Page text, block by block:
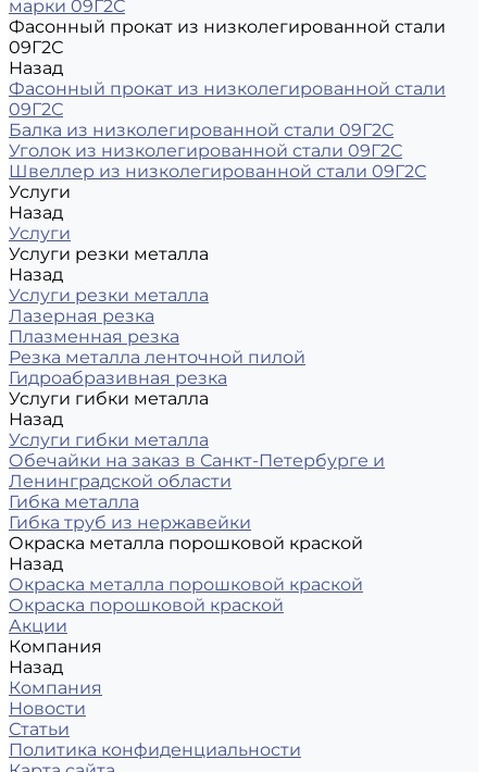
марки 09Г2С
Фасонный прокат из низколегированной стали
09Г2С
Назад
Фасонный прокат из низколегированной стали
09Г2С
Балка из низколегированной стали 09Г2С
Уголок из низколегированной стали 09Г2С
Швеллер из низколегированной стали 09Г2С
Услуги
Назад
Услуги
Услуги резки металла
Назад
Услуги резки металла
Лазерная резка
Плазменная резка
Резка металла ленточной пилой
Гидроабразивная резка
Услуги гибки металла
Назад
Услуги гибки металла
Обечайки на заказ в Санкт-Петербурге и
Ленинградской области
Гибка металла
Гибка труб из нержавейки
Окраска металла порошковой краской
Назад
Окраска металла порошковой краской
Окраска порошковой краской
Акции
Компания
Назад
Компания
Новости
Статьи
Политика конфиденциальности